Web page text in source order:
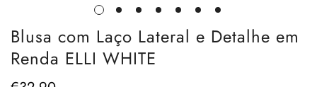
Blusa com Laço Lateral e Detalhe em
Renda ELLI WHITE